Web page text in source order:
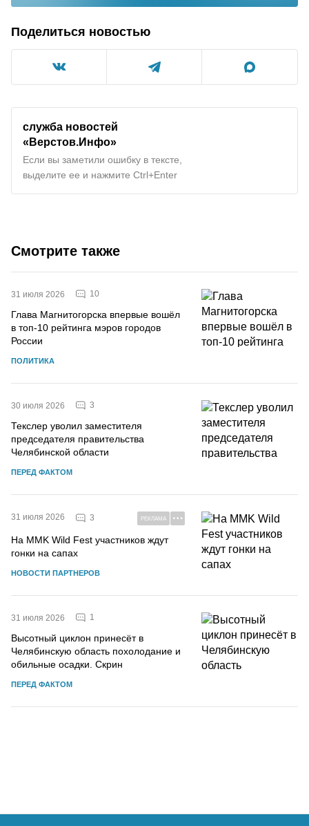
Поделиться новостью
служба новостей
«Верстов.Инфо»
Если вы заметили ошибку в тексте,
выделите ее и нажмите Ctrl+Enter
Смотрите также
31 июля 2026 10
Глава Магнитогорска впервые вошёл
в топ-10 рейтинга мэров городов
России
ПОЛИТИКА
30 июля 2026 3
Текслер уволил заместителя
председателя правительства
Челябинской области
ПЕРЕД ФАКТОМ
31 июля 2026 3 РЕКЛАМА
На MMK Wild Fest участников ждут
гонки на сапах
НОВОСТИ ПАРТНЕРОВ
31 июля 2026 1
Высотный циклон принесёт в
Челябинскую область похолодание и
обильные осадки. Скрин
ПЕРЕД ФАКТОМ